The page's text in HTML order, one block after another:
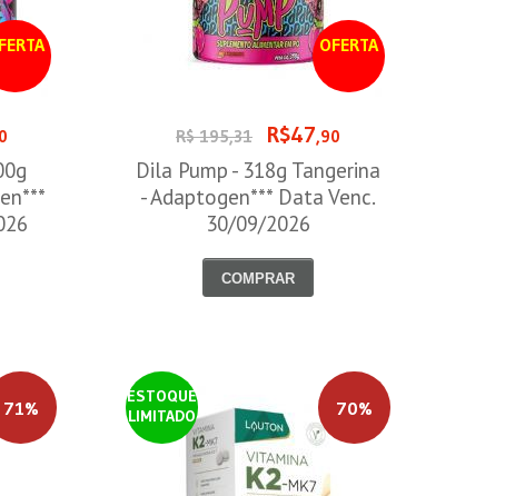
OFERTA
R$ 195,31 R$47,90
Dila Pump - 318g Tangerina
- Adaptogen*** Data Venc.
30/09/2026
COMPRAR
71%
ESTOQUE
LIMITADO
70%